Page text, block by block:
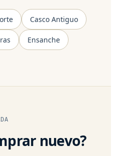
Casco Antiguo
Ensanche
nuevo?